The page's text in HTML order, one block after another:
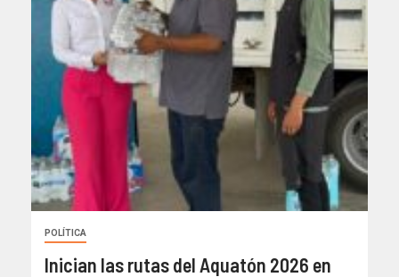
POLÍTICA
Inician las rutas del Aquatón 2026 en